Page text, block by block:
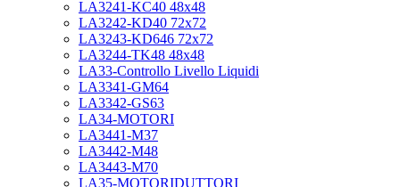
LA3241-KC40 48x48
LA3242-KD40 72x72
LA3243-KD646 72x72
LA3244-TK48 48x48
LA33-Controllo Livello Liquidi
LA3341-GM64
LA3342-GS63
LA34-MOTORI
LA3441-M37
LA3442-M48
LA3443-M70
LA35-MOTORIDUTTORI